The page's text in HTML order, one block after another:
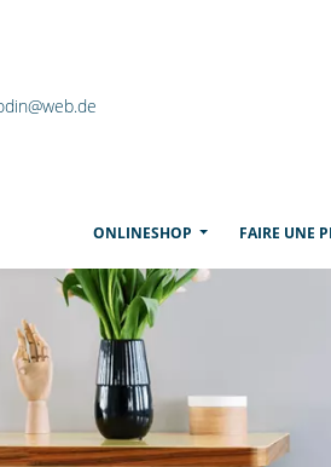
ONLINESHOP (CURRENT)FAIRE UNE